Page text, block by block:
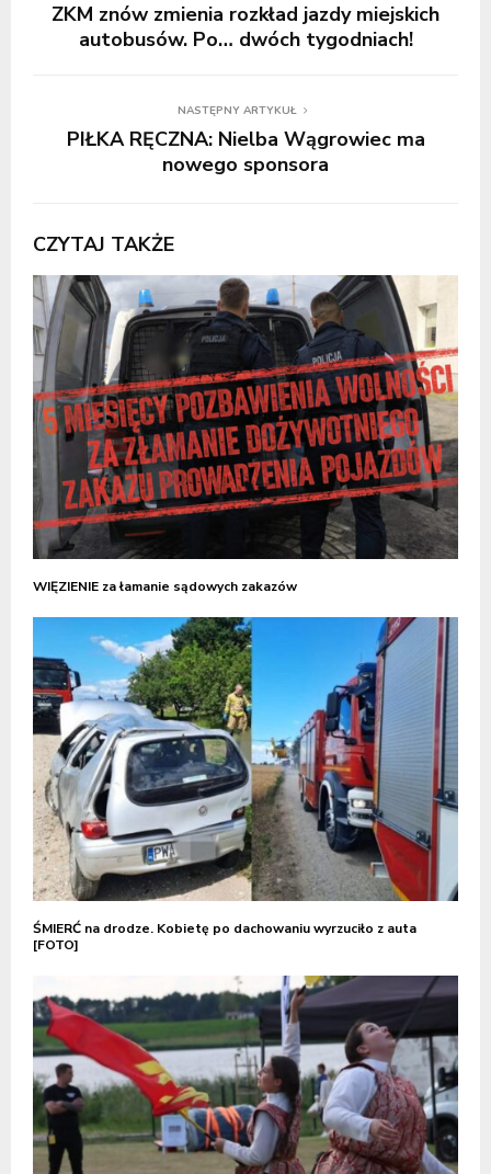
ZKM znów zmienia rozkład jazdy miejskich
autobusów. Po… dwóch tygodniach!
NASTĘPNY ARTYKUŁ
PIŁKA RĘCZNA: Nielba Wągrowiec ma
nowego sponsora
CZYTAJ TAKŻE
WIĘZIENIE za łamanie sądowych zakazów
ŚMIERĆ na drodze. Kobietę po dachowaniu wyrzuciło z auta
[FOTO]